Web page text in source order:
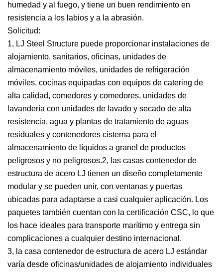
humedad y al fuego, y tiene un buen rendimiento en
resistencia a los labios y a la abrasión.
Solicitud:
1, LJ Steel Structure puede proporcionar instalaciones de
alojamiento, sanitarios, oficinas, unidades de
almacenamiento móviles, unidades de refrigeración
móviles, cocinas equipadas con equipos de catering de
alta calidad, comedores y comedores, unidades de
lavandería con unidades de lavado y secado de alta
resistencia, agua y plantas de tratamiento de aguas
residuales y contenedores cisterna para el
almacenamiento de líquidos a granel de productos
peligrosos y no peligrosos.2, las casas contenedor de
estructura de acero LJ tienen un diseño completamente
modular y se pueden unir, con ventanas y puertas
ubicadas para adaptarse a casi cualquier aplicación. Los
paquetes también cuentan con la certificación CSC, lo que
los hace ideales para transporte marítimo y entrega sin
complicaciones a cualquier destino internacional.
3, la casa contenedor de estructura de acero LJ estándar
varía desde oficinas/unidades de alojamiento individuales